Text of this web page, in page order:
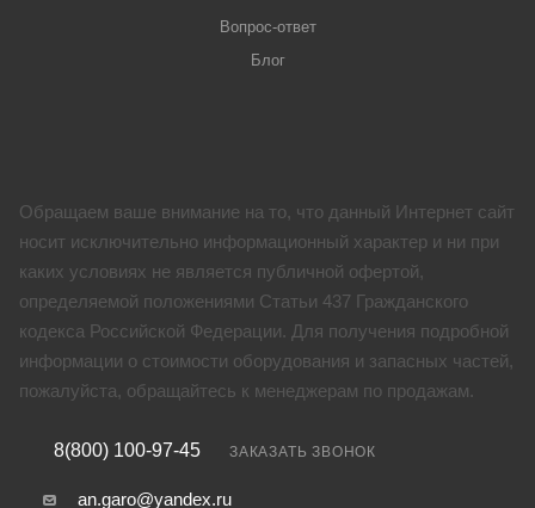
Вопрос-ответ
Блог
Обращаем ваше внимание на то, что данный Интернет сайт
носит исключительно информационный характер и ни при
каких условиях не является публичной офертой,
определяемой положениями Статьи 437 Гражданского
кодекса Российской Федерации. Для получения подробной
информации о стоимости оборудования и запасных частей,
пожалуйста, обращайтесь к менеджерам по продажам.
8(800) 100-97-45 ЗАКАЗАТЬ ЗВОНОК
an.garo@yandex.ru